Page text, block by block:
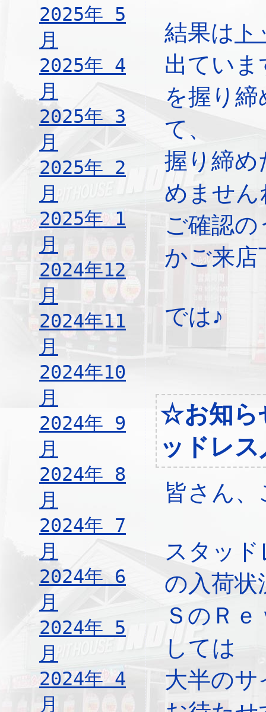
2025年 5
月
2025年 4
月
2025年 3
月
2025年 2
月
2025年 1
月
2024年12
月
2024年11
月
2024年10
月
2024年 9
月
2024年 8
月
2024年 7
月
2024年 6
月
2024年 5
月
2024年 4
月
結果は
出てい
を握り
て、
握り締め
めません
ご確認
かご来店
では♪
☆お知
ッドレ
皆さん
スタッ
の入荷状
ＳのＲ
しては
大半の